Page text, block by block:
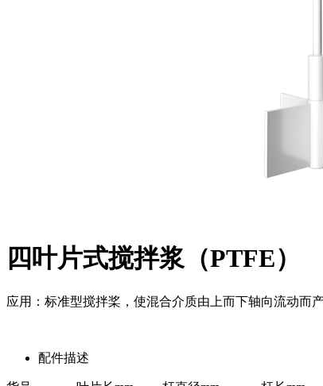
四叶片式搅拌浆（PTFE）
应用：标准型搅拌桨，使混合介质由上而下轴向流动而
配件描述